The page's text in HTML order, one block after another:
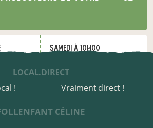
samedi à 10h00
LOCAL.DIRECT
!
Vraiment direct !
CÉLINE